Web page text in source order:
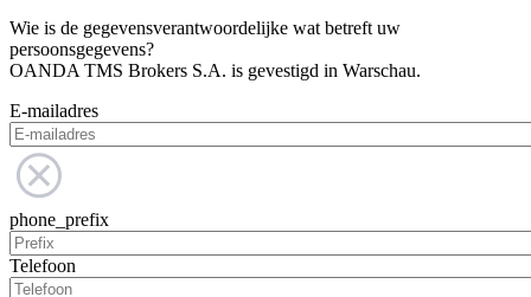
Wie is de gegevensverantwoordelijke wat betreft uw
persoonsgegevens?
OANDA TMS Brokers S.A. is gevestigd in Warschau.
E-mailadres
phone_prefix
Telefoon